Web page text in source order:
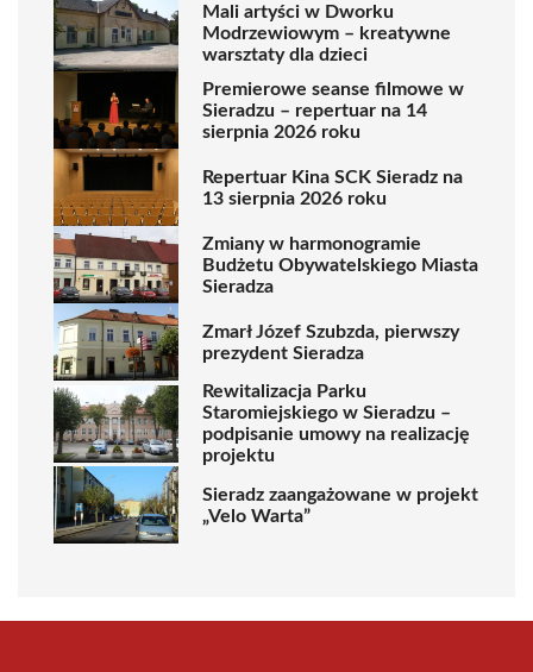
Mali artyści w Dworku
Modrzewiowym – kreatywne
warsztaty dla dzieci
Premierowe seanse filmowe w
Sieradzu – repertuar na 14
sierpnia 2026 roku
Repertuar Kina SCK Sieradz na
13 sierpnia 2026 roku
Zmiany w harmonogramie
Budżetu Obywatelskiego Miasta
Sieradza
Zmarł Józef Szubzda, pierwszy
prezydent Sieradza
Rewitalizacja Parku
Staromiejskiego w Sieradzu –
podpisanie umowy na realizację
projektu
Sieradz zaangażowane w projekt
„Velo Warta”